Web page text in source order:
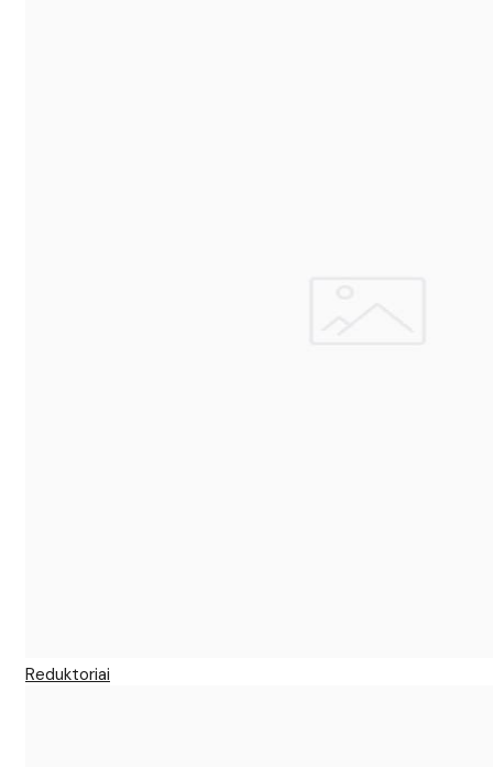
Reduktoriai